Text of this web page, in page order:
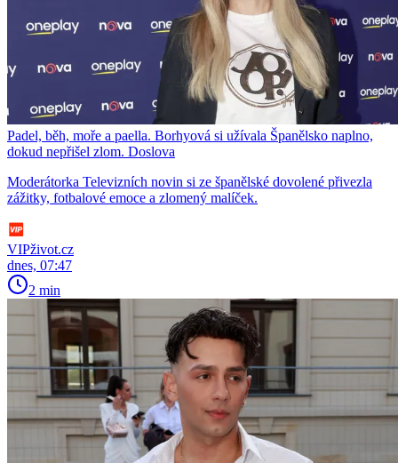
Padel, běh, moře a paella. Borhyová si užívala Španělsko naplno,
dokud nepřišel zlom. Doslova
Moderátorka Televizních novin si ze španělské dovolené přivezla
zážitky, fotbalové emoce a zlomený malíček.
VIPživot.cz
dnes, 07:47
2 min